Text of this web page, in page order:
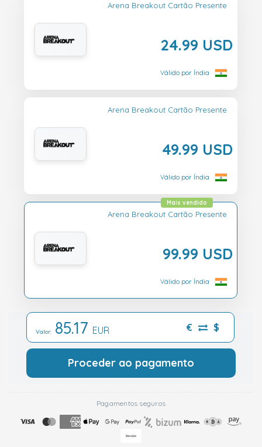
Arena Breakout Cartão Presente
24.99 USD
Válido por Índia
Arena Breakout Cartão Presente
49.99 USD
Válido por Índia
Arena Breakout Cartão Presente
99.99 USD
Mais vendido
Válido por Índia
Valor: 85.17 EUR € $
Proceder ao pagamento
Pagamentos seguros